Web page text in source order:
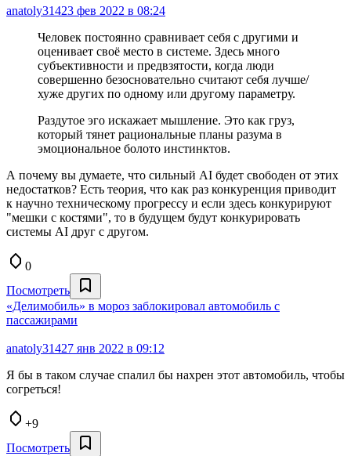
anatoly31423 фев 2022 в 08:24
Человек постоянно сравнивает себя с другими и
оценивает своё место в системе. Здесь много
субъективности и предвзятости, когда люди
совершенно безосновательно считают себя лучше/
хуже других по одному или другому параметру.
Раздутое эго искажает мышление. Это как груз,
который тянет рациональные планы разума в
эмоциональное болото инстинктов.
А почему вы думаете, что сильный AI будет свободен от этих
недостатков? Есть теория, что как раз конкуренция приводит
к научно техническому прогрессу и если здесь конкурируют
"мешки с костями", то в будущем будут конкурировать
системы AI друг с другом.
0
Посмотреть
«Делимобиль» в мороз заблокировал автомобиль с
пассажирами
anatoly31427 янв 2022 в 09:12
Я бы в таком случае спалил бы нахрен этот автомобиль, чтобы
согреться!
+9
Посмотреть